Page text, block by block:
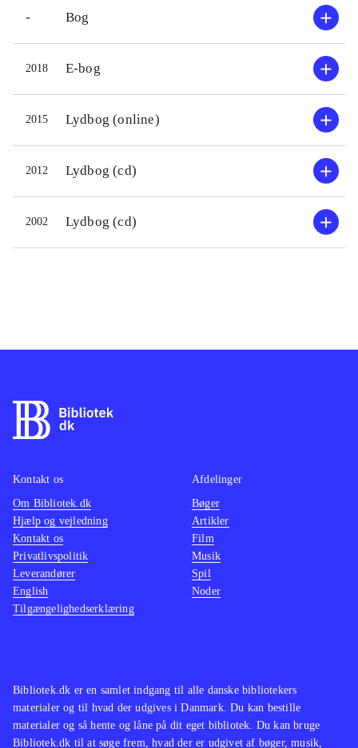
- Bog
2018 E-bog
2015 Lydbog (online)
2012 Lydbog (cd)
2002 Lydbog (cd)
Bibliotek.dk er en samlet indgang til alle danske bibliotekers
materialer og til hvad der udgives i Danmark. Du kan bestille
materialer og så hente og låne på dit eget bibliotek. Du kan bruge
Bibliotek.dk til at søge frem, hvad der er udgivet af bøger, musik,
Kontakt os
Om Bibliotek.dk
Hjælp og vejledning
Kontakt os
Privatlivspolitik
Leverandører
English
Tilgængelighedserklæring
Afdelinger
Bøger
Artikler
Film
Musik
Spil
Noder